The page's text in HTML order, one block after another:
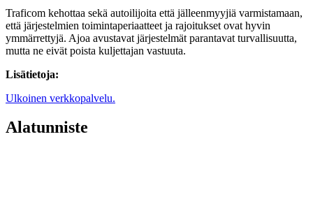
Traficom kehottaa sekä autoilijoita että jälleenmyyjiä varmistamaan,
että järjestelmien toimintaperiaatteet ja rajoitukset ovat hyvin
ymmärrettyjä. Ajoa avustavat järjestelmät parantavat turvallisuutta,
mutta ne eivät poista kuljettajan vastuuta.
Lisätietoja:
Ulkoinen verkkopalvelu.
Alatunniste